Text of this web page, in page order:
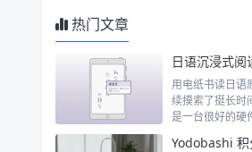
热门文章
用电纸书读日语
续摸索了挺长
是一台很好的硬
Yodobashi